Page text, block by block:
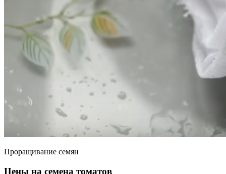
Проращивание семян
Цены на семена томатов